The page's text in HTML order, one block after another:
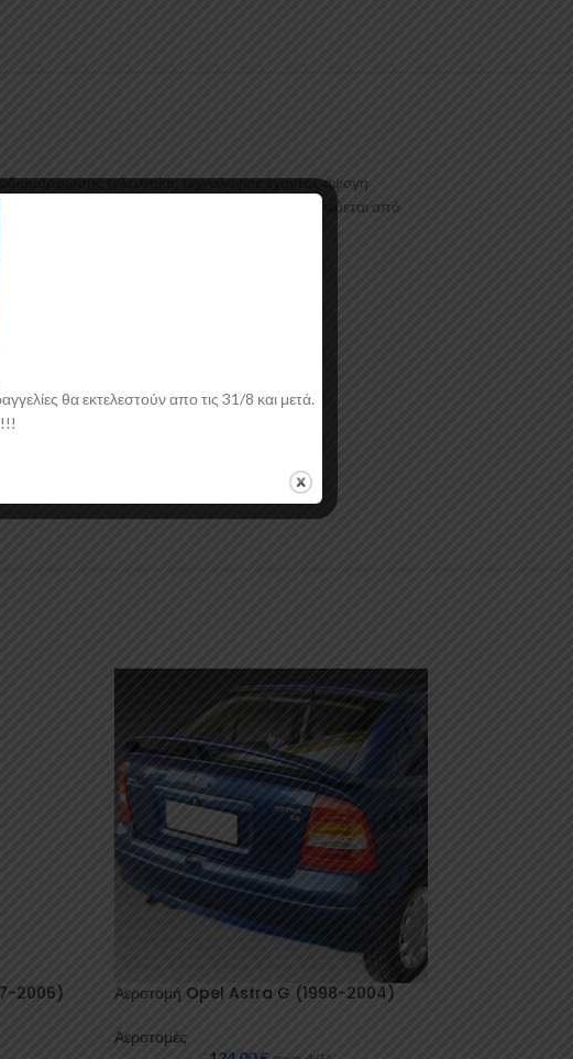
τελευταίας τεχνολογίας έχοντας άψογη
χρώμα και με αντιχαρακτική επιφάνεια. Συνοδεύεται από
αποστολή.
2006) Αεροτομή Opel Astra G (1998-2004)
Αεροτομές
θα εκτελεστούν απο τις 31/8 και μετά.